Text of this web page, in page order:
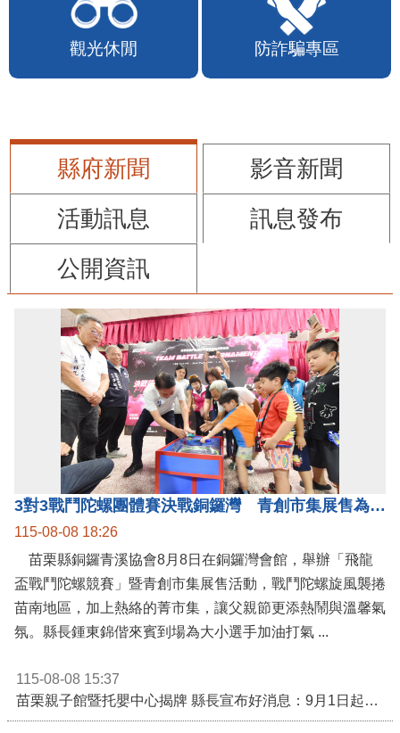
觀光休閒 防詐騙專區
縣府新聞
影音新聞
活動訊息
訊息發布
公開資訊
3對3戰鬥陀螺團體賽決戰銅鑼灣 青創市集展售為父親節增添繽紛
115-08-08 18:26
苗栗縣銅鑼青溪協會8月8日在銅鑼灣會館，舉辦「飛龍
盃戰鬥陀螺競賽」暨青創市集展售活動，戰鬥陀螺旋風襲捲
苗南地區，加上熱絡的菁市集，讓父親節更添熱鬧與溫馨氣
氛。縣長鍾東錦偕來賓到場為大小選手加油打氣 ...
115-08-08 15:37
苗栗親子館暨托嬰中心揭牌 縣長宣布好消息：9月1日起調降臨時托嬰費用